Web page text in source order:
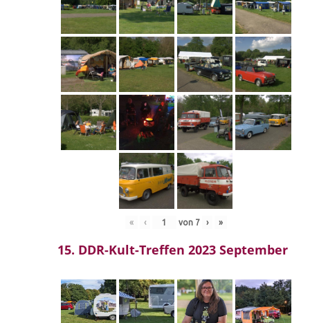
« ‹ von 7 › »
15. DDR-Kult-Treffen 2023 September